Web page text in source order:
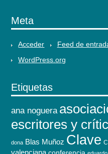
Meta
Acceder Feed de
WordPress.org
Etiquetas
ana noguera
escritores y
dona Blas Muñoz Clave
valenciana conferencia